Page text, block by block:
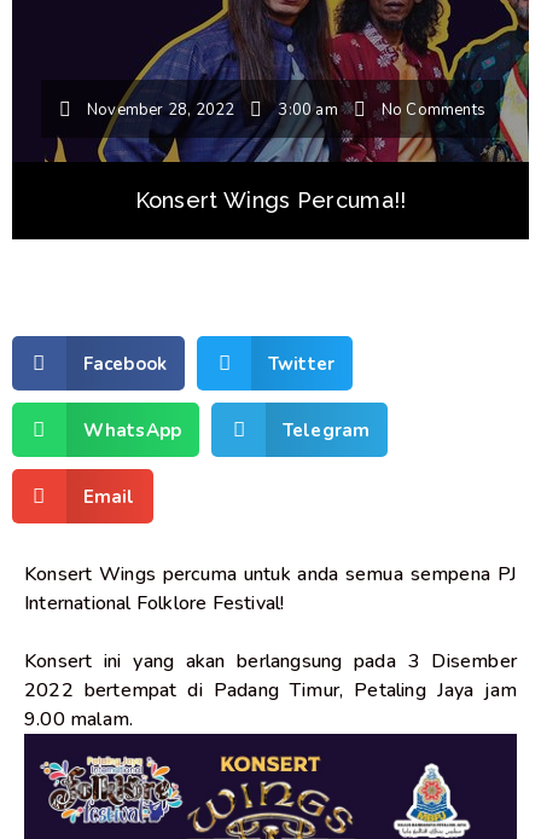
November 28, 2022 3:00 am No Comments
Konsert Wings Percuma!!
Facebook Twitter
WhatsApp Telegram
Email
Konsert Wings percuma untuk anda semua sempena PJ
International Folklore Festival!
Konsert ini yang akan berlangsung pada 3 Disember
2022 bertempat di Padang Timur, Petaling Jaya jam
9.00 malam.